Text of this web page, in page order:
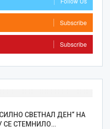
Subscribe
Subscribe
СВЕТНАЛ ДЕН“ НА
СЕ СТЕМНИЛО…